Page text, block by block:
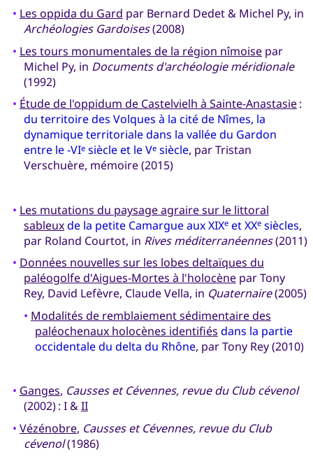
• Les oppida du Gard par Bernard Dedet & Michel Py, in
Archéologies Gardoises(2008)
• Les tours monumentales de la région nîmoisepar
Michel Py, in Documents d'archéologie méridionale
(1992)
• Étude de l'oppidum de Castelvielh à Sainte-Anastasie:
du territoire des Volques à la cité de Nîmes, la
dynamique territoriale dans la vallée du Gardon
entre le -VIesiècle et le Vesiècle, par Tristan
Verschuère, mémoire (2015)
• Les mutations du paysage agraire sur le littoral
sableuxde la petite Camargue aux XIXeet XXesiècles,
par Roland Courtot, in Rives méditerranéennes(2011)
• Données nouvelles sur les lobes deltaïques du
paléogolfe d'Aigues-Mortes à l'holocènepar Tony
Rey, David Lefèvre, Claude Vella, in Quaternaire(2005)
• Modalités de remblaiement sédimentaire des
paléochenaux holocènes identifiés dans la partie
occidentale du delta du Rhône, par Tony Rey (2010)
• Ganges, Causses et Cévennes, revue du Club cévenol
(2002) : I &II
• Vézénobre, Causses et Cévennes, revue du Club
cévenol(1986)